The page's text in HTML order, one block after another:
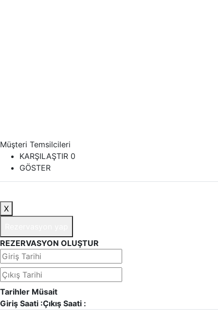
Müşteri Temsilcileri
KARŞILAŞTIR 0
GÖSTER
X
REZERVASYON OLUŞTUR
Tarihler Müsait
Giriş Saati :Çıkış Saati :